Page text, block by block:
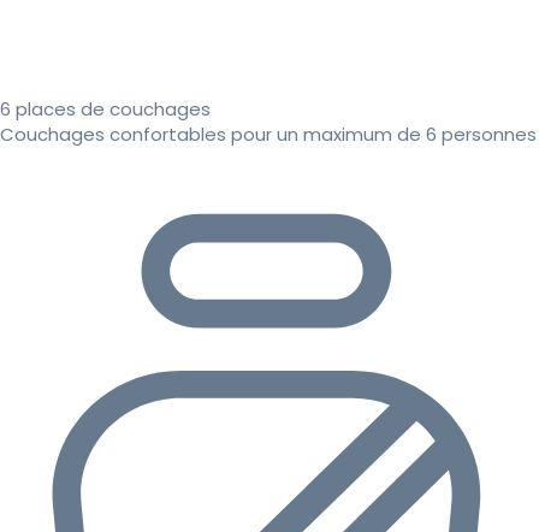
6 places de couchages
Couchages confortables pour un maximum de 6 personnes